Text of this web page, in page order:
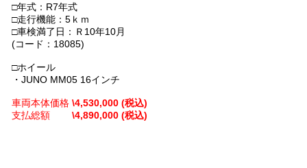
□年式：R7年式
□走行機能：5ｋｍ
□車検満了日：Ｒ10年10月
(コード：18085)
□ホイール
・JUNO MM05 16インチ
車両本体価格 \4,530,000 (税込)
支払総額 \4,890,000 (税込)